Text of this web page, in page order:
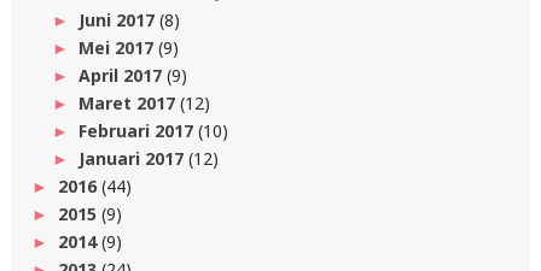
► Juni 2017 (8)
► Mei 2017 (9)
► April 2017 (9)
► Maret 2017 (12)
► Februari 2017 (10)
► Januari 2017 (12)
► 2016(44)
► 2015 (9)
► 2014(9)